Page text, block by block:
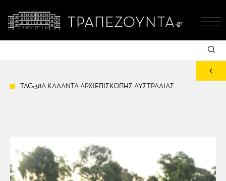
TAG:38Α ΚΑΛΑΝΤΑ ΑΡΧΙΕΠΙΣΚΟΠΗΣ ΑΥΣΤΡΑΛΙΑΣ